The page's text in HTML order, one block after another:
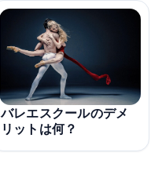
バレエスクールのデメ
リットは何？